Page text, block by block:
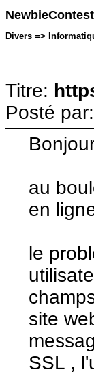
NewbieContest
Divers =>
Titre:
Posté par:
au
en
le
site
SSL ,